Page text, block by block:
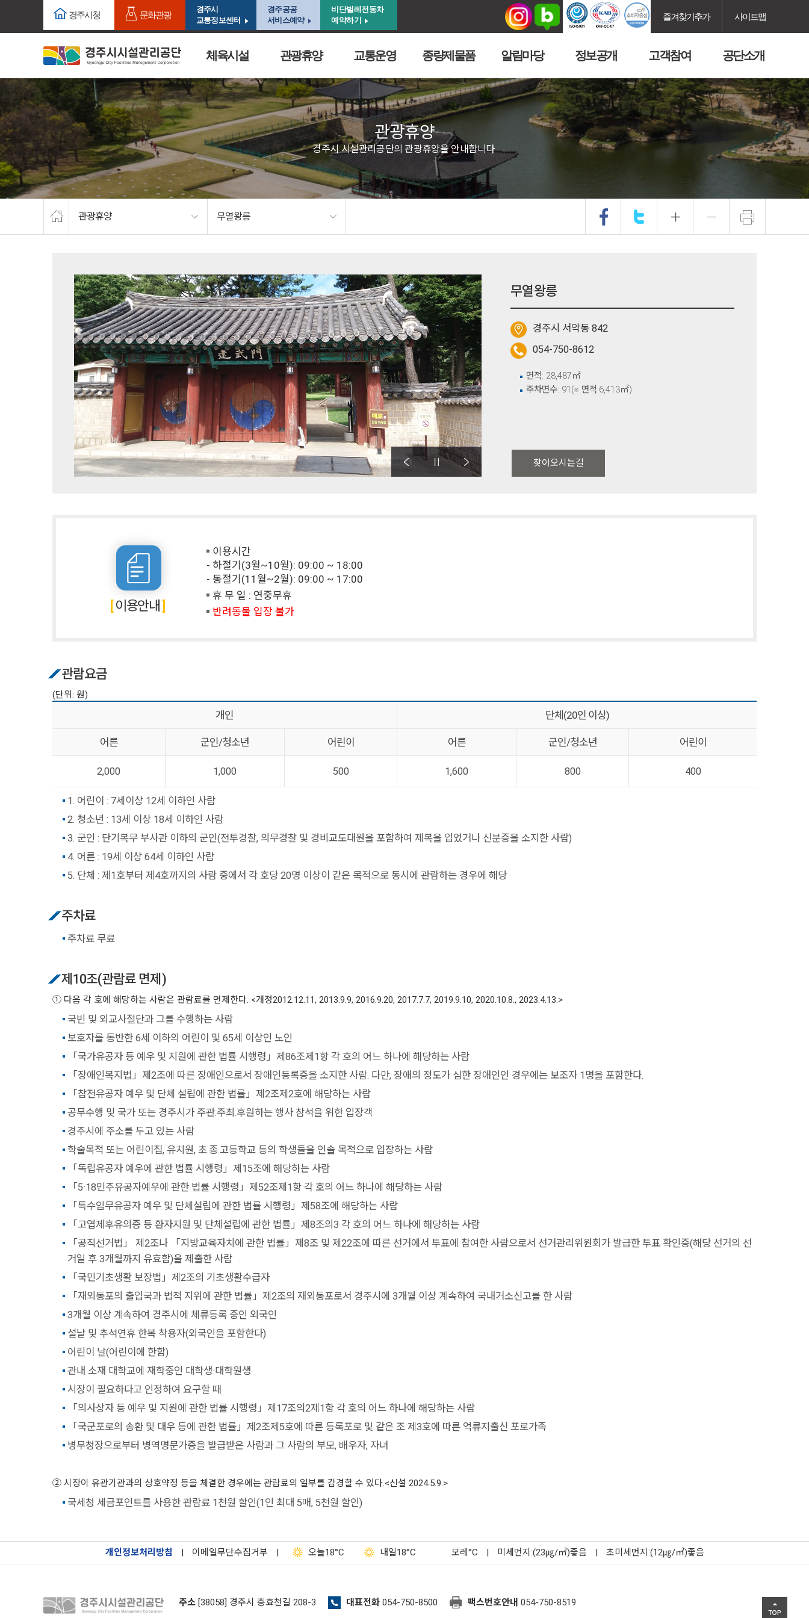
주요메뉴로 건너뛰기
경주시청 문화관광
경주시
교통정보센터
경주공공
서비스예약
비단벌레전동차
예약하기
즐겨찾기추가 사이트맵
체육시설 관광휴양 교통운영 종량제물품 알림마당 정보공개 고객참여 공단소개
관광휴양
경주시 시설관리공단의 관광휴양을 안내합니다.
관광휴양 무열왕릉
무열왕릉
경주시 서악동 842
054-750-8612
찾아오시는길
면적: 28,487㎡
주차면수: 91(※ 면적:6,413㎡)
이용안내
이용시간
- 하절기(3월~10월): 09:00 ~ 18:00
- 동절기(11월~2월): 09:00 ~ 17:00
휴 무 일 : 연중무휴
반려동물 입장 불가
관람요금
(단위: 원)
개인 단체(20인 이상)
어른 군인/청소년 어린이 어른 군인/청소년 어린이
2,000 1,000 500 1,600 800 400
1. 어린이 : 7세이상 12세 이하인 사람
2. 청소년 : 13세 이상 18세 이하인 사람
3. 군인 : 단기복무 부사관 이하의 군인(전투경찰, 의무경찰 및 경비교도대원을 포함하여 제복을 입었거나 신분증을 소지한 사람)
4. 어른 : 19세 이상 64세 이하인 사람
5. 단체 : 제1호부터 제4호까지의 사람 중에서 각 호당 20명 이상이 같은 목적으로 동시에 관람하는 경우에 해당
주차료
주차료 무료
제10조(관람료 면제)
① 다음 각 호에 해당하는 사람은 관람료를 면제한다. <개정2012.12.11, 2013.9.9, 2016.9.20, 2017.7.7, 2019.9.10, 2020.10.8., 2023.4.13.>
국빈 및 외교사절단과 그를 수행하는 사람
보호자를 동반한 6세 이하의 어린이 및 65세 이상인 노인
「국가유공자 등 예우 및 지원에 관한 법률 시행령」제86조제1항 각 호의 어느 하나에 해당하는 사람
「장애인복지법」제2조에 따른 장애인으로서 장애인등록증을 소지한 사람. 다만, 장애의 정도가 심한 장애인인 경우에는 보조자 1명을 포함한다.
「참전유공자 예우 및 단체 설립에 관한 법률」제2조제2호에 해당하는 사람
공무수행 및 국가 또는 경주시가 주관.주최.후원하는 행사 참석을 위한 입장객
경주시에 주소를 두고 있는 사람
학술목적 또는 어린이집, 유치원, 초.종.고등학교 등의 학생들을 인솔 목적으로 입장하는 사람
「독립유공자 예우에 관한 법률 시행령」제15조에 해당하는 사람
「5·18민주유공자예우에 관한 법률 시행령」제52조제1항 각 호의 어느 하나에 해당하는 사람
「특수임무유공자 예우 및 단체설립에 관한 법률 시행령」제58조에 해당하는 사람
「고엽제후유의증 등 환자지원 및 단체설립에 관한 법률」제8조의3 각 호의 어느 하나에 해당하는 사람
「공직선거법」 제2조나 「지방교육자치에 관한 법률」제8조 및 제22조에 따른 선거에서 투표에 참여한 사람으로서 선거관리위원회가 발급한 투표 확인증(해당 선거의 선
거일 후 3개월까지 유효함)을 제출한 사람
「국민기초생활 보장법」제2조의 기초생활수급자
「재외동포의 출입국과 법적 지위에 관한 법률」제2조의 재외동포로서 경주시에 3개월 이상 계속하여 국내거소신고를 한 사람
3개월 이상 계속하여 경주시에 체류등록 중인 외국인
설날 및 추석연휴 한복 착용자(외국인을 포함한다)
어린이 날(어린이에 한함)
관내 소재 대학교에 재학중인 대학생·대학원생
시장이 필요하다고 인정하여 요구할 때
「의사상자 등 예우 및 지원에 관한 법률 시행령」제17조의2제1항 각 호의 어느 하나에 해당하는 사람
「국군포로의 송환 및 대우 등에 관한 법률」제2조제5호에 따른 등록포로 및 같은 조 제3호에 따른 억류지출신 포로가족
병무청장으로부터 병역명문가증을 발급받은 사람과 그 사람의 부모, 배우자, 자녀
② 시장이 유관기관과의 상호약정 등을 체결한 경우에는 관람료의 일부를 감경할 수 있다.<신설 2024.5.9.>
국세청 세금포인트를 사용한 관람료 1천원 할인(1인 최대 5매, 5천원 할인)
개인정보처리방침 | 이메일무단수집거부 | 오늘18°C 내일18°C 모레 °C | 미세먼지:(23㎍/㎥)좋음 | 초미세먼지:(12㎍/㎥)좋음
주소 [38058] 경주시 충효천길 208-3 대표전화 054-750-8500 팩스번호안내 054-750-8519